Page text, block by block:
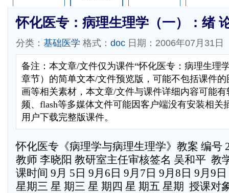
怀化医专：病理生理学（一）：绪
分类： 基础医学 格式： doc 日期：2006年07月31日
备注：本文章/文件仅为课件“怀化医专：病理生理
章节）的简单文本/文件预览版，可能不包括课件
画等相关素材，本文章/文件与课件详细内容可能
频、flash等多媒体文件可能因客户端没有安装相关
用户下载完整版课件。
怀化医专《病理学与病理生理学》教案 编号
教师 李晓阳 教研室主任审核签名 吴和平  教
课时间 9月 5日 9月6日 9月7日 9月8日 9月9日 月
星期三 星 期三 星 期四 星 期五 星期  授课